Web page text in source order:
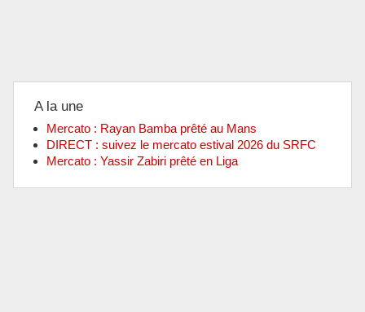
A la une
Mercato : Rayan Bamba prêté au Mans
DIRECT : suivez le mercato estival 2026 du SRFC
Mercato : Yassir Zabiri prêté en Liga